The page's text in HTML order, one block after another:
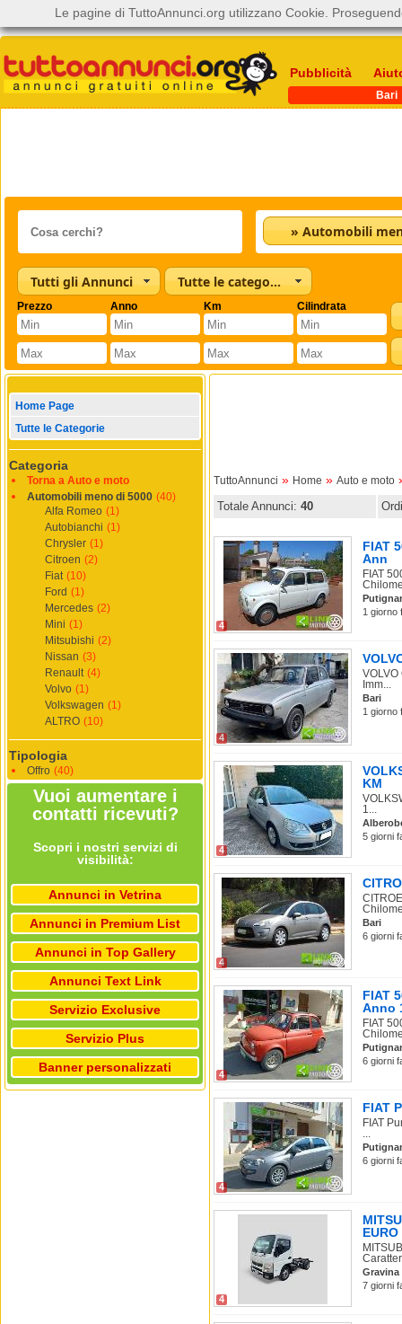
Pubblicità
Bari
Tutti gli Annunci Tutte le categorie
Prezzo Anno Km Cilindrata
Home Page
Tutte le Categorie
Categoria
Torna a Auto e moto
Automobili meno di 5000 (40)
Alfa Romeo (1)
Autobianchi (1)
Chrysler (1)
Citroen (2)
Fiat (10)
Ford (1)
Mercedes (2)
Mini (1)
Mitsubishi (2)
Nissan (3)
Renault (4)
Volvo (1)
Volkswagen (1)
ALTRO (10)
Tipologia
Offro (40)
Vuoi aumentare i
contatti ricevuti?
Scopri i nostri servizi di
visibilità:
Annunci in Vetrina
Annunci in Premium List
Annunci in Top Gallery
Annunci Text Link
Servizio Exclusive
Servizio Plus
Banner personalizzati
TuttoAnnunci » Home » Auto e moto
Totale Annunci: 40
4
FIAT
Ann
FIAT
1 giorno
4
Imm...
Bari
1 giorno
4
KM
1...
5 giorni
4
Bari
6 giorni
4
FIAT
Anno
FIAT
6 giorni
4
FIAT
FIAT
...
6 giorni
4
EURO
Gravina
7 giorni
Le pagine di TuttoAnnunci.org utilizzano Cookie.